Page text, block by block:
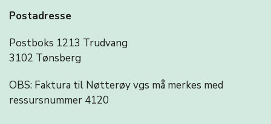
Postadresse
Postboks 1213 Trudvang
3102 Tønsberg
OBS: Faktura til Nøtterøy vgs må merkes med
ressursnummer 4120